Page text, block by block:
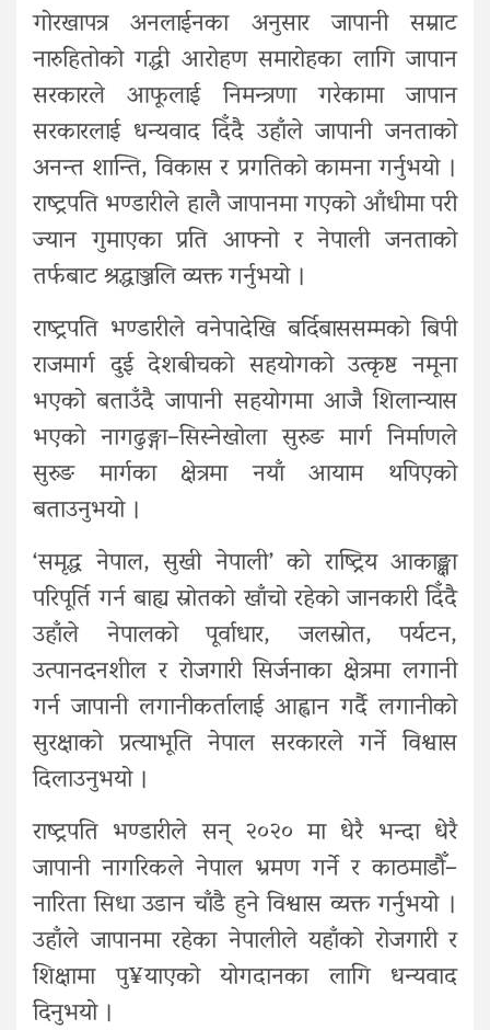
गोरखापत्र अनलाईनका अनुसार जापानी सम्राट
नारुहितोको गद्धी आरोहण समारोहका लागि जापान
सरकारले आफूलाई निमन्त्रणा गरेकामा जापान
सरकारलाई धन्यवाद दिँदै उहाँले जापानी जनताको
अनन्त शान्ति, विकास र प्रगतिको कामना गर्नुभयो ।
राष्ट्रपति भण्डारीले हालै जापानमा गएको आँधीमा परी
ज्यान गुमाएका प्रति आफ्नो र नेपाली जनताको
तर्फबाट श्रद्धाञ्जलि व्यक्त गर्नुभयो ।
राष्ट्रपति भण्डारीले वनेपादेखि बर्दिबाससम्मको बिपी
राजमार्ग दुई देशबीचको सहयोगको उत्कृष्ट नमूना
भएको बताउँदै जापानी सहयोगमा आजै शिलान्यास
भएको नागढुङ्गा–सिस्नेखोला सुरुङ मार्ग निर्माणले
सुरुङ मार्गका क्षेत्रमा नयाँ आयाम थपिएको
बताउनुभयो ।
‘समृद्ध नेपाल, सुखी नेपाली’ को राष्ट्रिय आकाङ्क्षा
परिपूर्ति गर्न बाह्य स्रोतको खाँचो रहेको जानकारी दिँदै
उहाँले नेपालको पूर्वाधार, जलस्रोत, पर्यटन,
उत्पानदनशील र रोजगारी सिर्जनाका क्षेत्रमा लगानी
गर्न जापानी लगानीकर्तालाई आह्वान गर्दै लगानीको
सुरक्षाको प्रत्याभूति नेपाल सरकारले गर्ने विश्वास
दिलाउनुभयो ।
राष्ट्रपति भण्डारीले सन् २०२० मा धेरै भन्दा धेरै
जापानी नागरिकले नेपाल भ्रमण गर्ने र काठमाडौँ–
नारिता सिधा उडान चाँडै हुने विश्वास व्यक्त गर्नुभयो ।
उहाँले जापानमा रहेका नेपालीले यहाँको रोजगारी र
शिक्षामा पु¥याएको योगदानका लागि धन्यवाद
दिनुभयो ।